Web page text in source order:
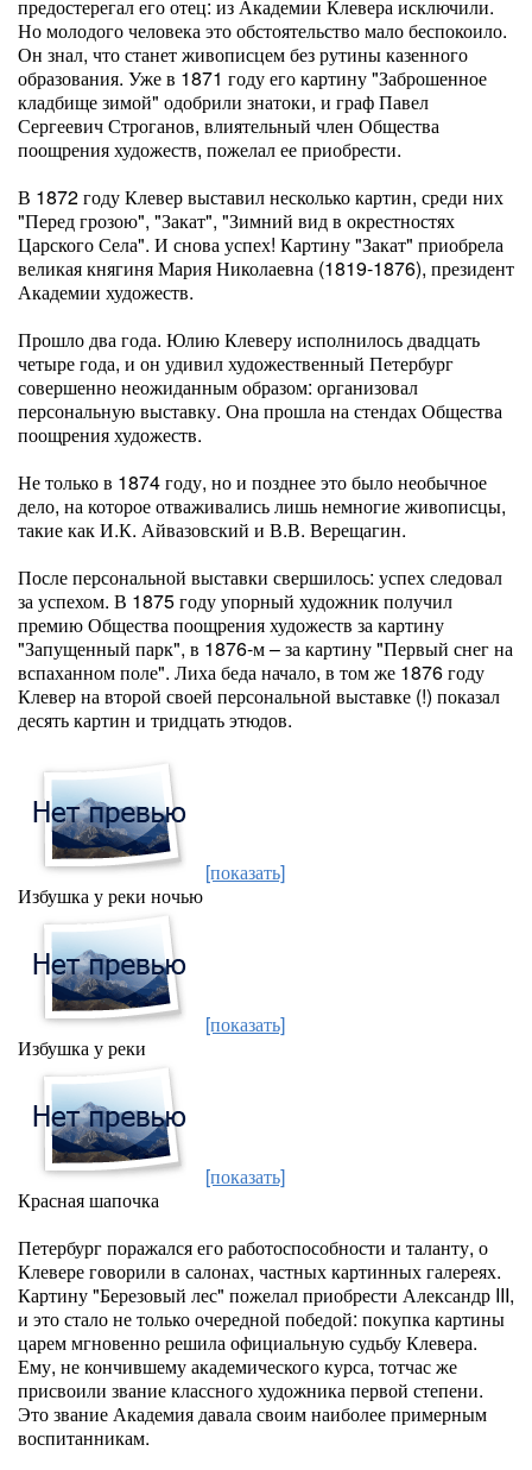
предостерегал его отец: из Академии Клевера исключили.
Но молодого человека это обстоятельство мало беспокоило.
Он знал, что станет живописцем без рутины казенного
образования. Уже в 1871 году его картину "Заброшенное
кладбище зимой" одобрили знатоки, и граф Павел
Сергеевич Строганов, влиятельный член Общества
поощрения художеств, пожелал ее приобрести.
В 1872 году Клевер выставил несколько картин, среди них
"Перед грозою", "Закат", "Зимний вид в окрестностях
Царского Села". И снова успех! Картину "Закат" приобрела
великая княгиня Мария Николаевна (1819-1876), президент
Академии художеств.
Прошло два года. Юлию Клеверу исполнилось двадцать
четыре года, и он удивил художественный Петербург
совершенно неожиданным образом: организовал
персональную выставку. Она прошла на стендах Общества
поощрения художеств.
Не только в 1874 году, но и позднее это было необычное
дело, на которое отваживались лишь немногие живописцы,
такие как И.К. Айвазовский и В.В. Верещагин.
После персональной выставки свершилось: успех следовал
за успехом. В 1875 году упорный художник получил
премию Общества поощрения художеств за картину
"Запущенный парк", в 1876-м – за картину "Первый снег на
вспаханном поле". Лиха беда начало, в том же 1876 году
Клевер на второй своей персональной выставке (!) показал
десять картин и тридцать этюдов.
[показать]
Избушка у реки ночью
[показать]
Избушка у реки
[показать]
Красная шапочка
Петербург поражался его работоспособности и таланту, о
Клевере говорили в салонах, частных картинных галереях.
Картину "Березовый лес" пожелал приобрести Александр III,
и это стало не только очередной победой: покупка картины
царем мгновенно решила официальную судьбу Клевера.
Ему, не кончившему академического курса, тотчас же
присвоили звание классного художника первой степени.
Это звание Академия давала своим наиболее примерным
воспитанникам.